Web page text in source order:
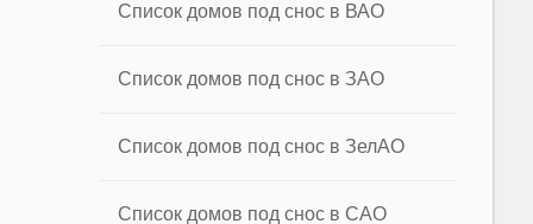
Список домов под снос в ВАО
Список домов под снос в ЗАО
Список домов под снос в ЗелАО
Список домов под снос в САО